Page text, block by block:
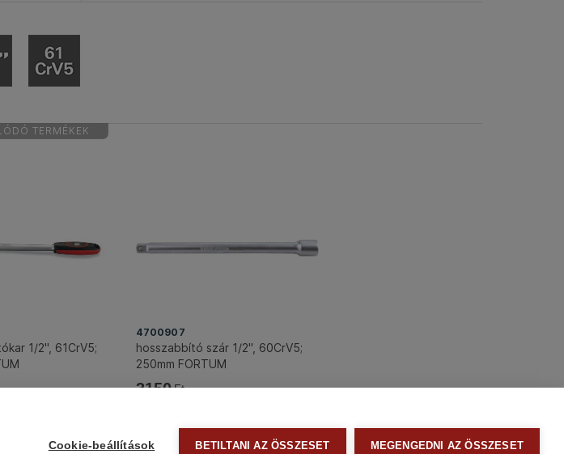
TERMÉKEK
1/2", 61CrV5;
4700907
hosszabbító szár 1/2", 60CrV5;
250mm FORTUM
3150Ft
Cookie-beállítások BETILTANI AZ ÖSSZESET MEGENGEDNI AZ ÖSSZESET